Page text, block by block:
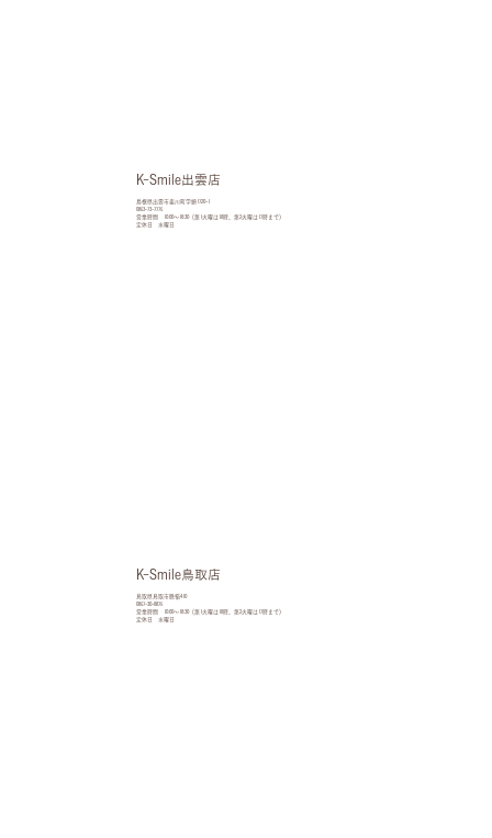
K-Smile出雲店
島根県出雲市斐川町学頭1720-1
0853-73-7775
営業時間 10:00〜18:30（第1火曜は18時、第2火曜は17時まで）
定休日 水曜日
K-Smile鳥取店
鳥取県鳥取市晩稲410
0857-30-8875
営業時間 10:00〜18:30（第1火曜は18時、第2火曜は17時まで）
定休日 水曜日